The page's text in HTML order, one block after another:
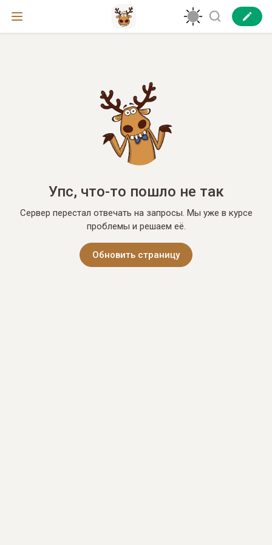
Упс, что-то пошло не так
Сервер перестал отвечать на запросы. Мы уже в курсе
проблемы и решаем её.
Обновить страницу